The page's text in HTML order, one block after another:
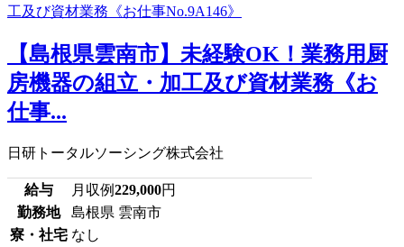
【島根県雲南市】未経験OK！業務用厨
房機器の組立・加工及び資材業務《お
仕事...
日研トータルソーシング株式会社
給与 月収例229,000円
勤務地
島根県 雲南市
寮・社宅 なし